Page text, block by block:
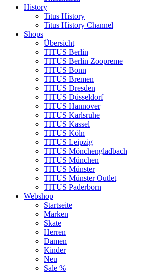
History
Titus History
Titus History Channel
Shops
Übersicht
TITUS Berlin
TITUS Berlin Zoopreme
TITUS Bonn
TITUS Bremen
TITUS Dresden
TITUS Düsseldorf
TITUS Hannover
TITUS Karlsruhe
TITUS Kassel
TITUS Köln
TITUS Leipzig
TITUS Mönchengladbach
TITUS München
TITUS Münster
TITUS Münster Outlet
TITUS Paderborn
Webshop
Startseite
Marken
Skate
Herren
Damen
Kinder
Neu
Sale %